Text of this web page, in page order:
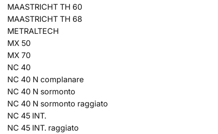
MAASTRICHT TH 60
MAASTRICHT TH 68
METRALTECH
MX 50
MX 70
NC 40
NC 40 N complanare
NC 40 N sormonto
NC 40 N sormonto raggiato
NC 45 INT.
NC 45 INT. raggiato